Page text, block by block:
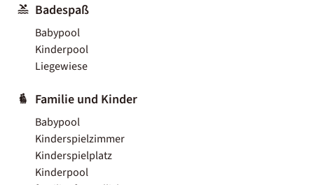
Badespaß
Babypool
Kinderpool
Liegewiese
Familie und Kinder
Babypool
Kinderspielzimmer
Kinderspielplatz
Kinderpool